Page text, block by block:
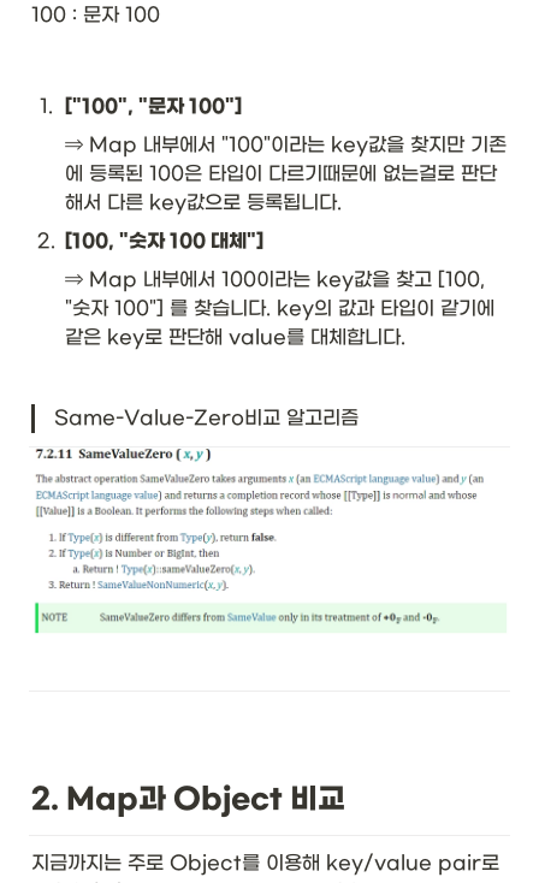
100 : 문자 100
1 . ["100", "문자 100"]
⇒ Map 내부에서 "100"이라는 key값을 찾지만 기존
에 등록된 100은 타입이 다르기때문에 없는걸로 판단
해서 다른 key값으로 등록됩니다.
2. [100, "숫자 100 대체"]
⇒ Map 내부에서 100이라는 key값을 찾고 [100,
"숫자 100"] 를 찾습니다. key의 값과 타입이 같기에
같은 key로 판단해 value를 대체합니다.
Same-Value-Zero비교 알고리즘
2. Map과 Object 비교
지금까지는 주로 Object를 이용해 key/value pair로